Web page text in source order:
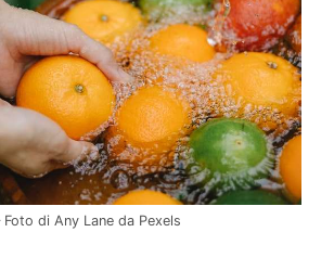
di Any Lane da Pexels